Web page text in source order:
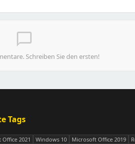
chat_bubble_outline
Schreiben Sie den ersten!
Tags
2021 Windows 10 Microsoft Office 2019